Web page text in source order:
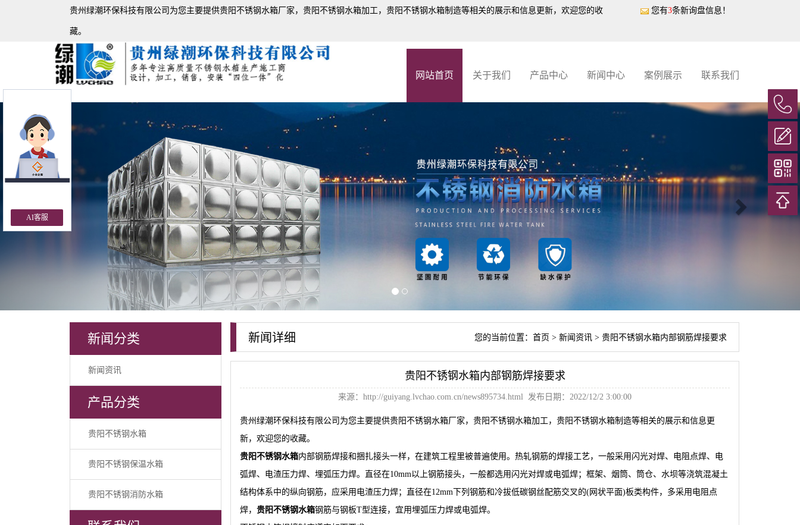
贵州绿潮环保科技有限公司为您主要提供贵阳不锈钢水箱厂家 ，贵阳不锈钢水箱加工，贵阳不锈钢水箱制造等相关的展示和信息更新，欢迎您的收
藏。
您有3条新询盘信息！
网站首页 关于我们 产品中心 新闻中心 案例展示 联系我们
Next
新闻分类
新闻资讯
产品分类
贵阳不锈钢水箱
贵阳不锈钢保温水箱
贵阳不锈钢消防水箱
新闻详细 您的当前位置： 首页 > 新闻资讯 > 贵阳不锈钢水箱内部钢筋焊接要求
贵阳不锈钢水箱内部钢筋焊接要求
来源： http://guiyang.lvchao.com.cn/news895734.html 发布日期：2022/12/2 3:00:00
贵州绿潮环保科技有限公司为您主要提供贵阳不锈钢水箱厂家 ，贵阳不锈钢水箱加工，贵阳不锈钢水箱制造等相关的展示和信息更
新，欢迎您的收藏。
贵阳不锈钢水箱内部钢筋焊接和捆扎接头一样，在建筑工程里被普遍使用。热轧钢筋的焊接工艺，一般采用闪光对焊、电阻点焊、电
弧焊、电渣压力焊、埋弧压力焊。直径在10mm以上钢筋接头，一般都选用闪光对焊或电弧焊；框架、烟筒、筒仓、水坝等浇筑混凝土
结构体系中的纵向钢筋，应采用电渣压力焊；直径在12mm下列钢筋和冷拔低碳钢丝配筋交叉的(网状平面)板类构件，多采用电阻点
焊， 贵阳不锈钢水箱钢筋与钢板T型连接，宜用埋弧压力焊或电弧焊。
AI客服